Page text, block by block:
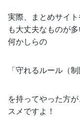
実際、まとめサイ
も大丈夫なものが
何かしらの
「守れるルール（制
を持ってやった方
スメですよ！